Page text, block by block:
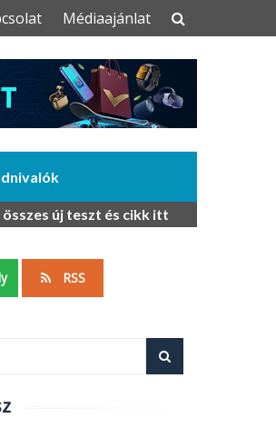
Médiaajánlat
összes új teszt és cikk itt
RSS